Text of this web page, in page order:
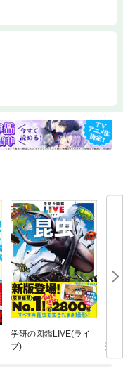
学研の図鑑LIVE(ライ
ブ)
翔
の